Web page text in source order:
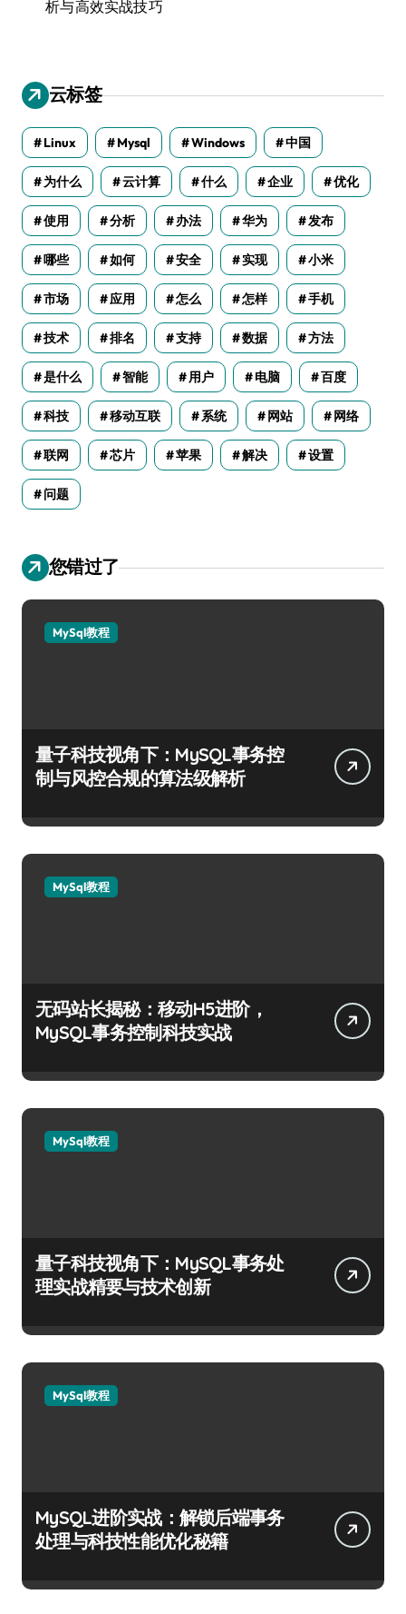
析与高效实战技巧
云标签
Linux Mysql Windows 中国
为什么 云计算 什么 企业 优化
使用 分析 办法 华为 发布
哪些 如何 安全 实现 小米
市场 应用 怎么 怎样 手机
技术 排名 支持 数据 方法
是什么 智能 用户 电脑 百度
科技 移动互联 系统 网站 网络
联网 芯片 苹果 解决 设置
问题
您错过了
MySql教程
量子科技视角下：MySQL事务控
制与风控合规的算法级解析
MySql教程
无码站长揭秘：移动H5进阶，
MySQL事务控制科技实战
MySql教程
量子科技视角下：MySQL事务处
理实战精要与技术创新
MySql教程
MySQL进阶实战：解锁后端事务
处理与科技性能优化秘籍